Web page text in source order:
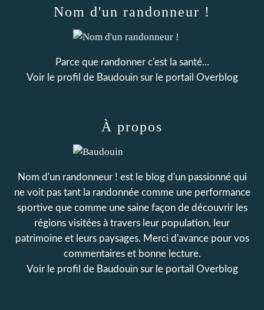
Nom d'un randonneur !
Parce que randonner c'est la santé...
Voir le profil de Baudouinsur le portail Overblog
À propos
Nom d'un randonneur ! est le blog d'un passionné qui
ne voit pas tant la randonnée comme une performance
sportive que comme une saine façon de découvrir les
régions visitées à travers leur population, leur
patrimoine et leurs paysages. Merci d'avance pour vos
commentaires et bonne lecture.
Voir le profil de Baudouinsur le portail Overblog